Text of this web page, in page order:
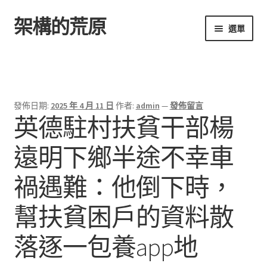
跳
至
跳
至
架構的荒原 選單
發佈日期: 2025 年 4 月 11 日 作者: admin —發佈留言
英德駐村扶貧干部楊
遠明下鄉半途不幸車
禍遇難：他倒下時，
幫扶貧困戶的資料散
落逐一包養app地